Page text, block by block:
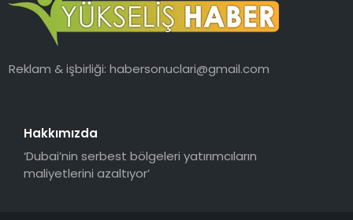
Reklam & işbirliği:habersonuclari@gmail.com
Hakkımızda
‘Dubai’nin serbest bölgeleri yatırımcıların
maliyetlerini azaltıyor’